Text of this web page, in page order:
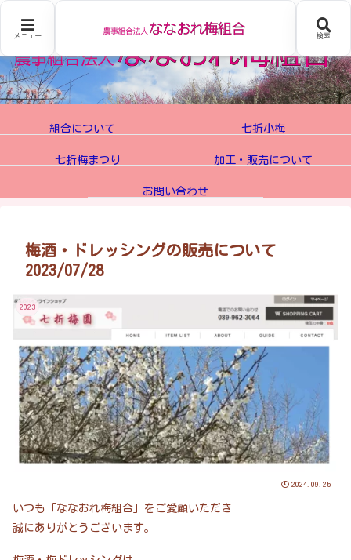
組合について 七折小梅
七折梅まつり 加工・販売について
お問い合わせ
梅酒・ドレッシングの販売について
2023/07/28
2023
2024.09.25
いつも「ななおれ梅組合」をご愛顧いただき
誠にありがとうございます。
メニュー 検索